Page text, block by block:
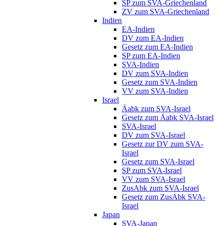
SP zum SVA-Griechenland
ZV zum SVA-Griechenland
Indien
EA-Indien
DV zum EA-Indien
Gesetz zum EA-Indien
SP zum EA-Indien
SVA-Indien
DV zum SVA-Indien
Gesetz zum SVA-Indien
VV zum SVA-Indien
Israel
Äabk zum SVA-Israel
Gesetz zum Äabk SVA-Israel
SVA-Israel
DV zum SVA-Israel
Gesetz zur DV zum SVA-
Israel
Gesetz zum SVA-Israel
SP zum SVA-Israel
VV zum SVA-Israel
ZusAbk zum SVA-Israel
Gesetz zum ZusAbk SVA-
Israel
Japan
SVA-Japan